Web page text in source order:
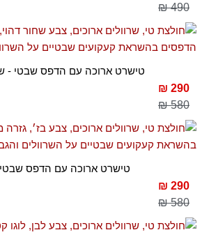
490 ₪
טישרט ארוכה עם הדפס שבטי -
290 ₪
580 ₪
טישרט ארוכה עם הדפס שבטי
290 ₪
580 ₪